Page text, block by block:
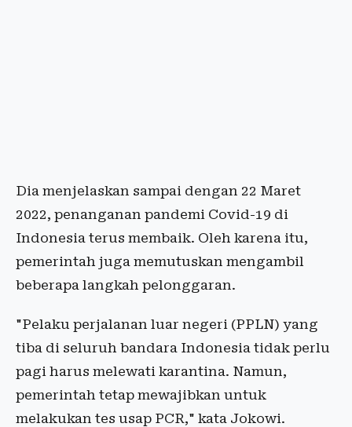
Dia menjelaskan sampai dengan 22 Maret
2022, penanganan pandemi Covid-19 di
Indonesia terus membaik. Oleh karena itu,
pemerintah juga memutuskan mengambil
beberapa langkah pelonggaran.
"Pelaku perjalanan luar negeri (PPLN) yang
tiba di seluruh bandara Indonesia tidak perlu
pagi harus melewati karantina. Namun,
pemerintah tetap mewajibkan untuk
melakukan tes usap PCR," kata Jokowi.